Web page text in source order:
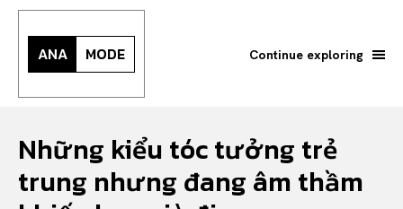
ANA MODE Continue exploring
Những kiểu tóc tưởng trẻ
trung nhưng đang âm thầm